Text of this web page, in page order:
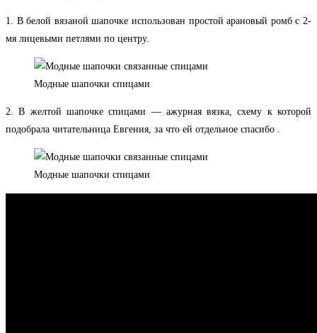
1. В белой вязаной шапочке использован простой арановый ромб с 2-
мя лицевыми петлями по центру.
Модные шапочки спицами
2. В желтой шапочке спицами — ажурная вязка, схему к которой
подобрала читательница Евгения, за что ей отдельное спасибо .
Модные шапочки спицами